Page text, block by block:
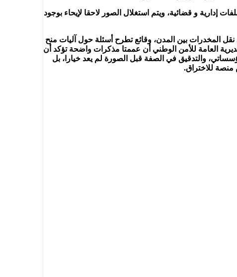
إدارية و قضائية، ويتم استغلال الصور لاحقا لإيحاء بوجود
المخدرات بين المدن، وقائع تطرح أسئلة حول آليات منح
العامة للأمن الوطني أن عممتا مذكرات واضحة تؤكد أن
والتدقيق في الصفة قبل الصورة لم يعد خيارا، بل
منصة للاختراق.